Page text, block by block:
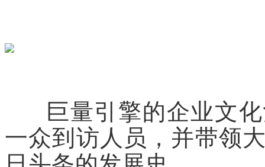
巨量引擎的企业文化
一众到访人员，并带领